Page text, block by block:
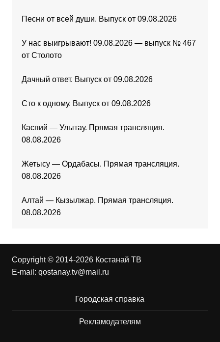
Песни от всей души. Выпуск от 09.08.2026
У нас выигрывают! 09.08.2026 — выпуск № 467
от Столото
Дачный ответ. Выпуск от 09.08.2026
Сто к одному. Выпуск от 09.08.2026
Каспий — Улытау. Прямая трансляция.
08.08.2026
Жетысу — Ордабасы. Прямая трансляция.
08.08.2026
Алтай — Кызылжар. Прямая трансляция.
08.08.2026
Copyright © 2014-2026 Костанай ТВ
E-mail: qostanay.tv@mail.ru
Городская справка
Рекламодателям